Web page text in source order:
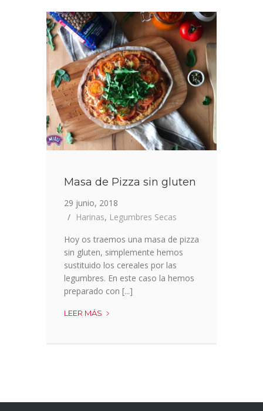
Masa de Pizza sin gluten
29 junio, 2018
Harinas, Legumbres Secas
Hoy os traemos una masa de pizza
sin gluten, simplemente hemos
sustituido los cereales por las
legumbres. En este caso la hemos
preparado con [...]
LEER MÁS